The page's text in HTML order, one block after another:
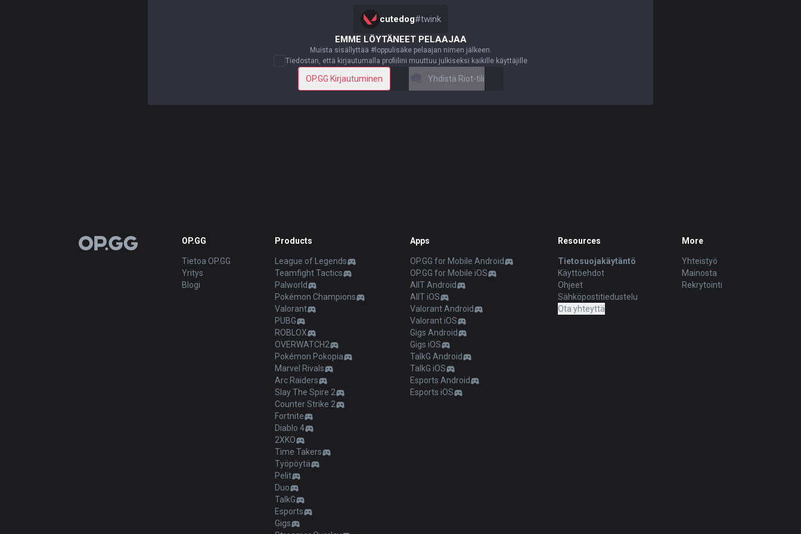
cutedog#twink
EMME LÖYTÄNEET PELAAJAA
Muista sisällyttää #loppulisäke pelaajan nimen jälkeen.
Tiedostan, että kirjautumalla profiilini muuttuu julkiseksi kaikille käyttäjille
OP.GG Kirjautuminen Yhdistä Riot-tili
OP.GG OP.GG
Tietoa OP.GG
Yritys
Blogi
Products
League of Legends
Teamfight Tactics
Palworld
Pokémon Champions
Valorant
PUBG
ROBLOX
OVERWATCH2
Pokémon Pokopia
Marvel Rivals
Arc Raiders
Slay The Spire 2
Counter Strike 2
Fortnite
Diablo 4
2XKO
Time Takers
Työpöytä
Pelit
Duo
TalkG
Esports
Gigs
Apps
OP.GG for Mobile Android
OP.GG for Mobile iOS
AllT Android
AllT iOS
Valorant Android
Valorant iOS
Gigs Android
Gigs iOS
TalkG Android
TalkG iOS
Esports Android
Esports iOS
Resources
Tietosuojakäytäntö
Käyttöehdot
Ohjeet
Sähköpostitiedustelu
Ota yhteyttä
More
Yhteistyö
Mainosta
Rekrytointi